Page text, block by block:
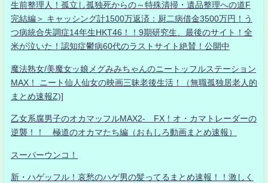
生前整理人！孤立し孤独死からの～特殊清掃・遺品整理への道F
完結編＞ キャッシング計1500万返済：厨二病借金3500万円！う
つ病統合失調症14年生HKT46！！9期研究生、最後のサイト！全
米が泣いた！認知症鬱病60代のラストサイト絶賛！公開中
魔法熟女/美魔女ッ娘メグみみちゃんのニートッフルステーション
MAX！ ニート仙人仙女の映画三昧老後生活！（無職孤独居老人的
まとめ速報Z)]
乙女系腐男子のオカマッフルMAX2- FX！オ・カマトレーダーの
逆襲！！ 極道のオカマたち編（おもしろ動画まとめ速報）
スーパーウンコ！
新・ハゲッフル！哀愁のハゲ男の髪ってるまとめ速報！！激しく